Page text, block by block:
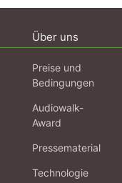
Über uns
Preise und
Bedingungen
Audiowalk-
Award
Pressematerial
Technologie